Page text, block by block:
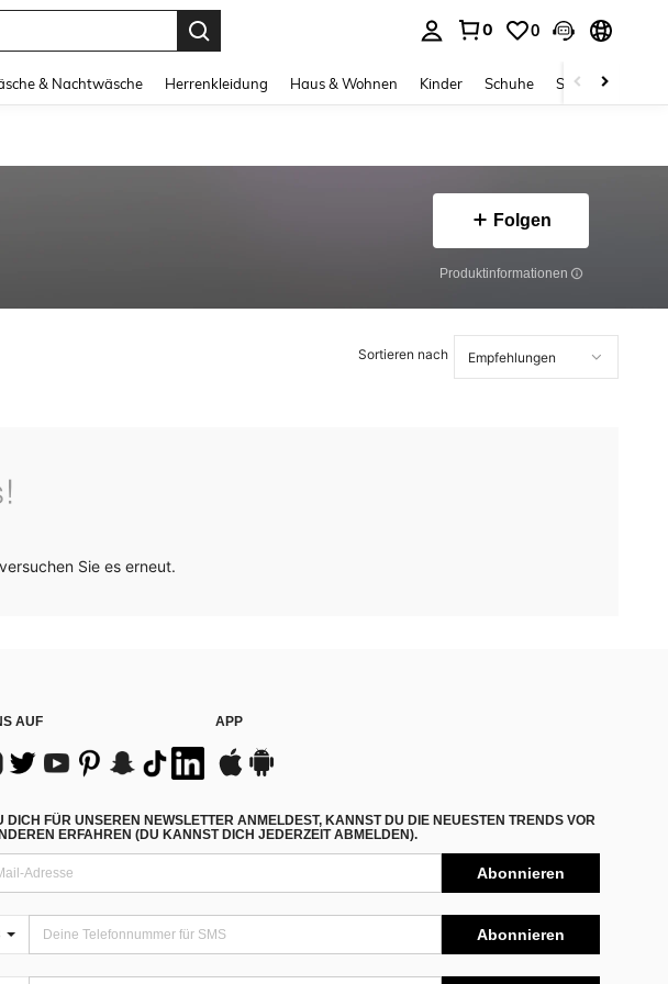
0 0
& Nachtwäsche Herrenkleidung Haus & Wohnen Kinder Schuhe Schmuck &
Folgen
Produktinformationen
Sortieren nach
Sie es erneut.
AUF APP
DICH FÜR UNSEREN NEWSLETTER ANMELDEST, KANNST DU DIE NEUESTEN TRENDS VOR
ERFAHREN (DU KANNST DICH JEDERZEIT ABMELDEN).
Abonnieren
Abonnieren